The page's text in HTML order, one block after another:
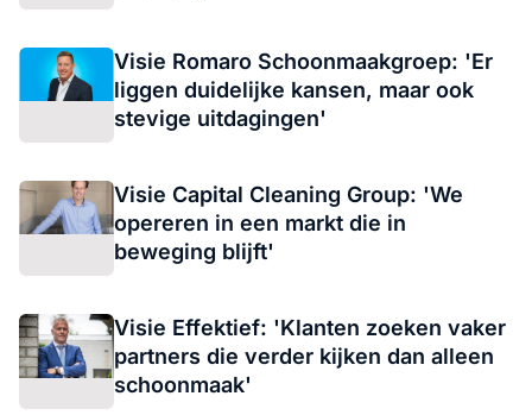
Visie Romaro Schoonmaakgroep: 'Er
liggen duidelijke kansen, maar ook
stevige uitdagingen'
Visie Capital Cleaning Group: 'We
opereren in een markt die in
beweging blijft'
Visie Effektief: 'Klanten zoeken vaker
partners die verder kijken dan alleen
schoonmaak'